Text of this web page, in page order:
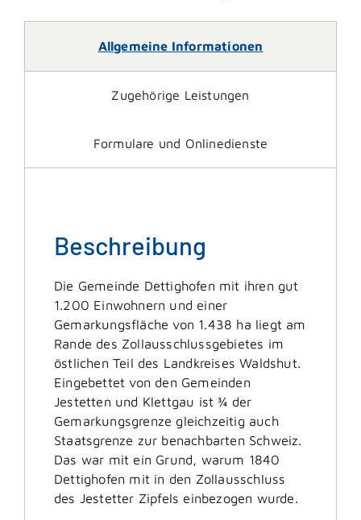
Allgemeine Informationen
Zugehörige Leistungen
Formulare und Onlinedienste
Beschreibung
Die Gemeinde Dettighofen mit ihren gut
1.200 Einwohnern und einer
Gemarkungsfläche von 1.438 ha liegt am
Rande des Zollausschlussgebietes im
östlichen Teil des Landkreises Waldshut.
Eingebettet von den Gemeinden
Jestetten und Klettgau ist ¾ der
Gemarkungsgrenze gleichzeitig auch
Staatsgrenze zur benachbarten Schweiz.
Das war mit ein Grund, warum 1840
Dettighofen mit in den Zollausschluss
des Jestetter Zipfels einbezogen wurde.